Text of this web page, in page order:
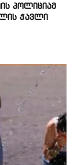
პოლიციამ
ჭავლი